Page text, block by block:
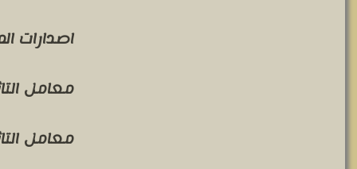
اصدارات
معامل
معامل